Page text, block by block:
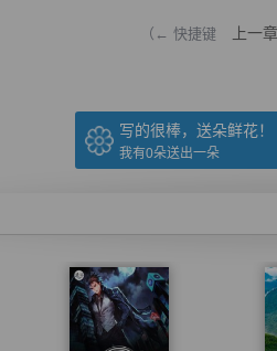
（← 快捷键 上一章
写的很棒，送朵鲜花！
我有0朵送出一朵